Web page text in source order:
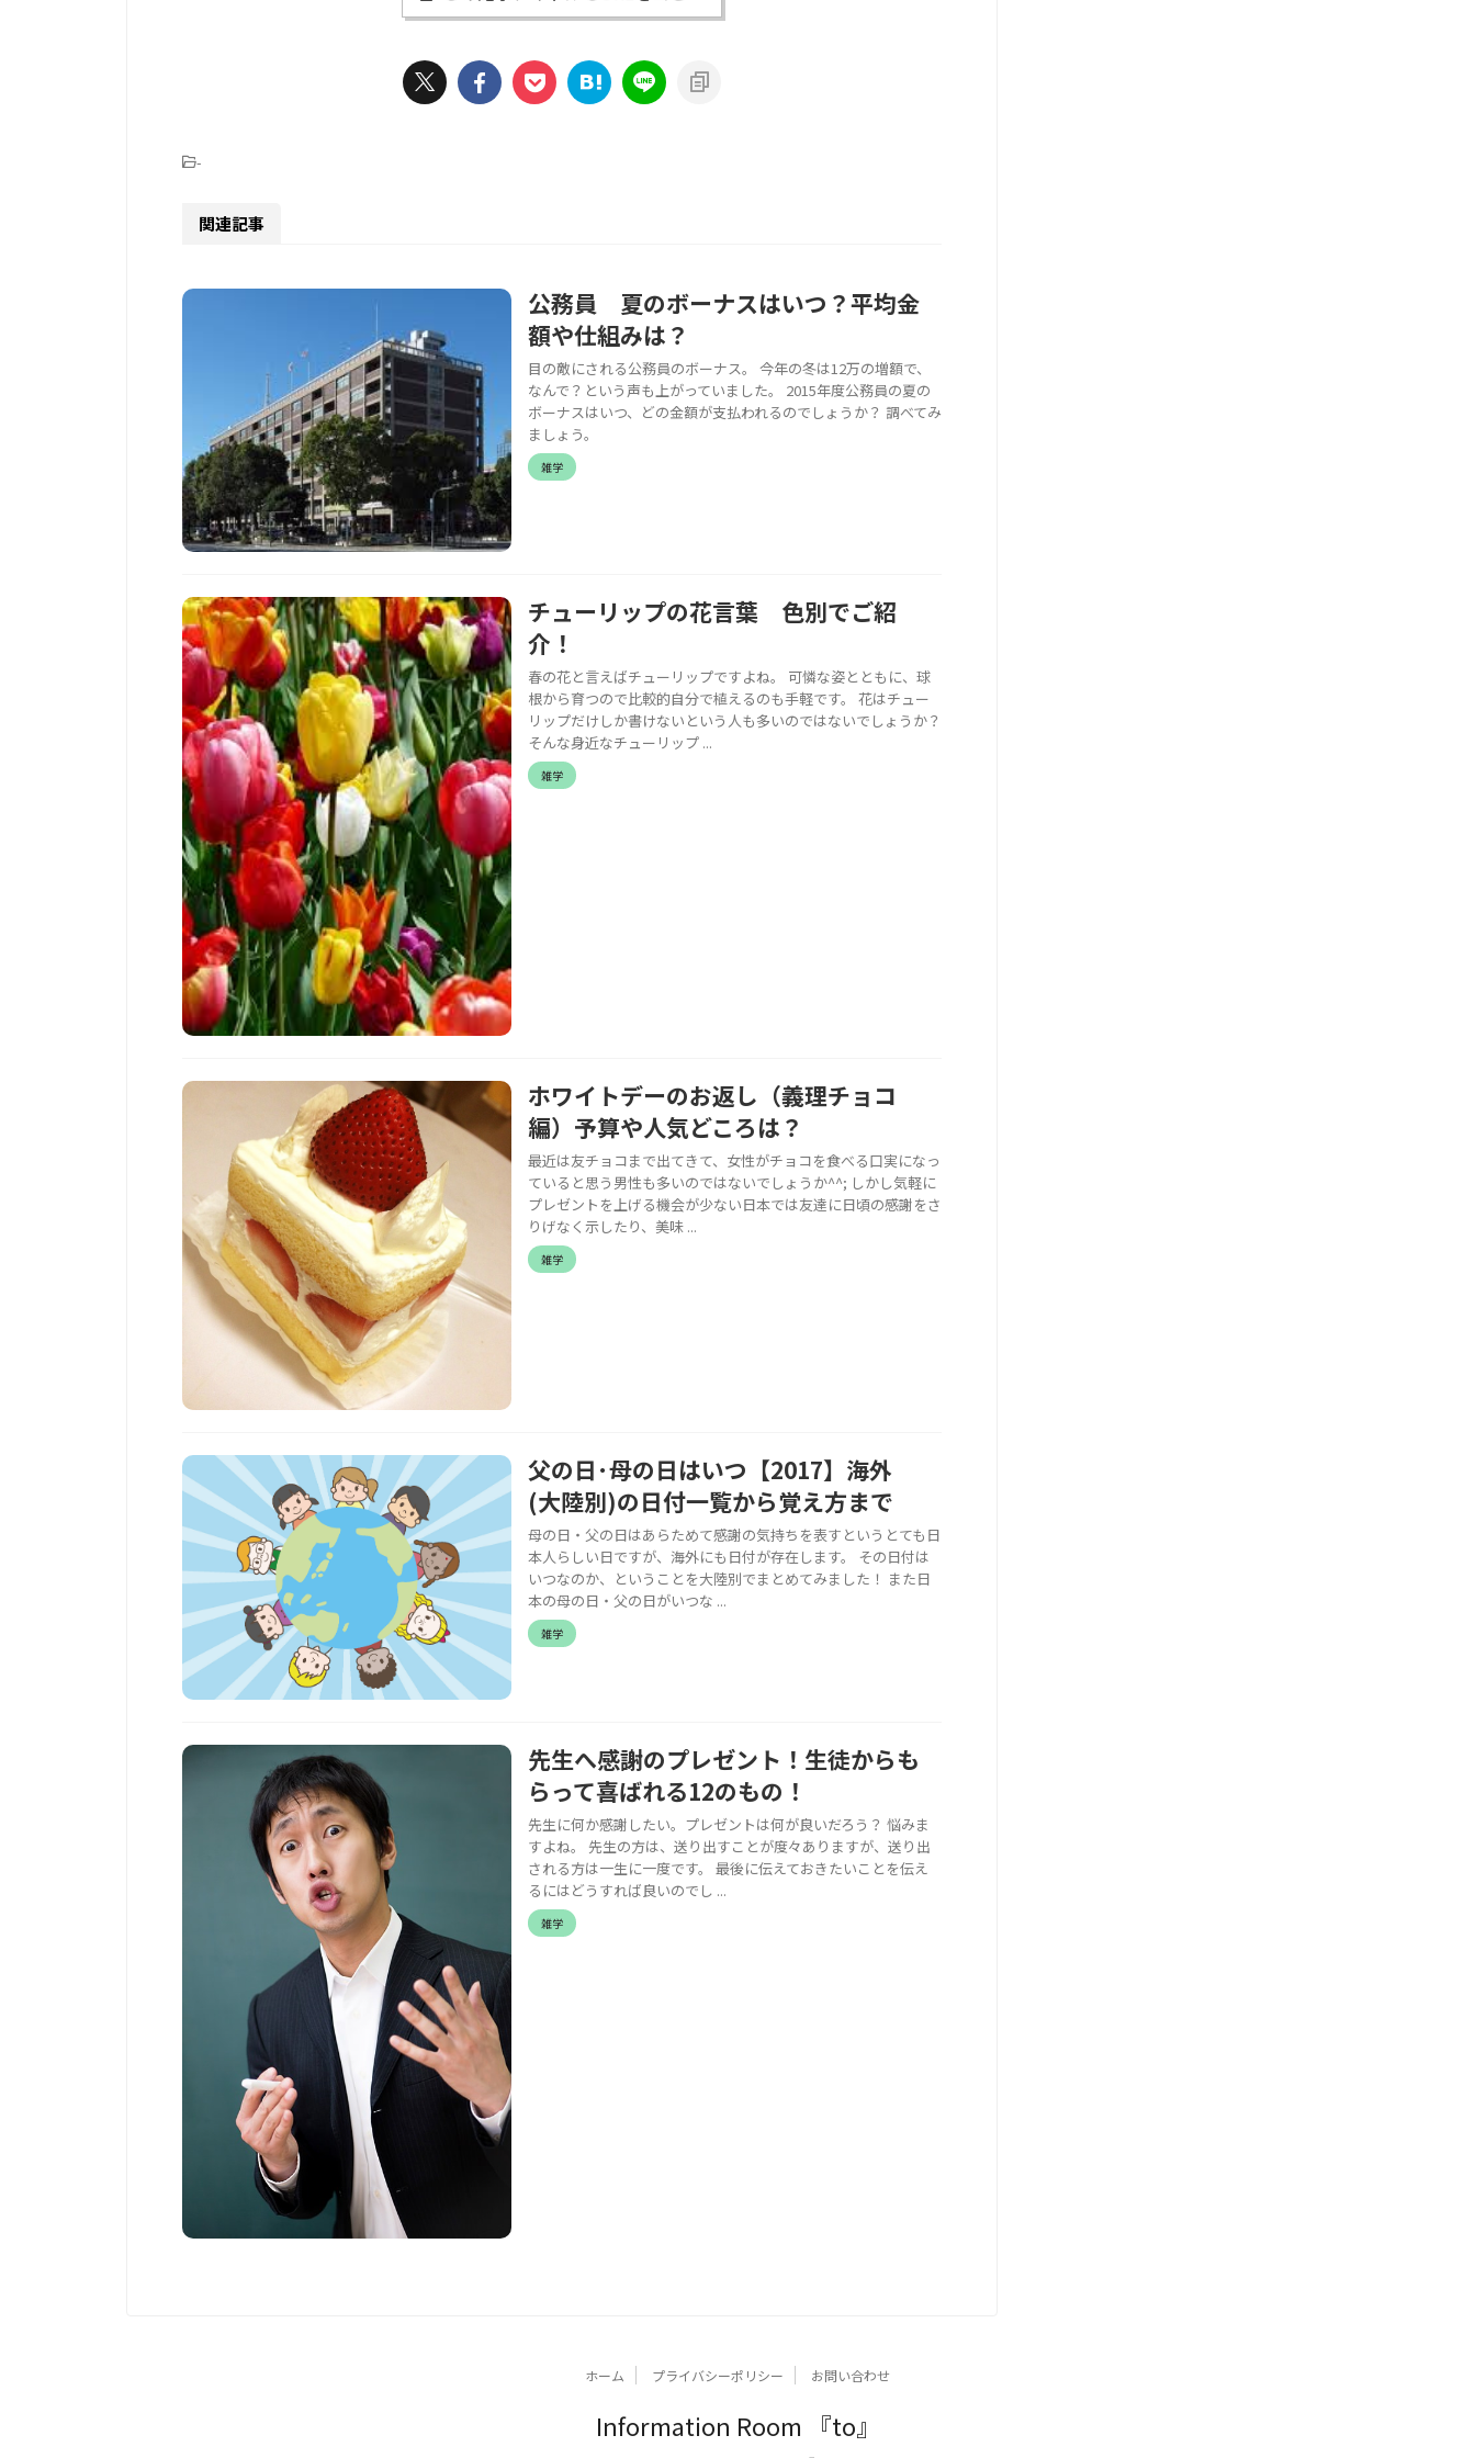
-
関連記事
公務員 夏のボーナスはいつ？平均金
額や仕組みは？
目の敵にされる公務員のボーナス。 今年の冬は12万の増額で、
なんで？という声も上がっていました。 2015年度公務員の夏の
ボーナスはいつ、どの金額が支払われるのでしょうか？ 調べてみ
ましょう。
雑学
チューリップの花言葉 色別でご紹
介！
春の花と言えばチューリップですよね。 可憐な姿とともに、球
根から育つので比較的自分で植えるのも手軽です。 花はチュー
リップだけしか書けないという人も多いのではないでしょうか？
そんな身近なチューリップ ...
雑学
ホワイトデーのお返し（義理チョコ
編）予算や人気どころは？
最近は友チョコまで出てきて、女性がチョコを食べる口実になっ
ていると思う男性も多いのではないでしょうか^^; しかし気軽に
プレゼントを上げる機会が少ない日本では友達に日頃の感謝をさ
りげなく示したり、美味 ...
雑学
父の日･母の日はいつ【2017】海外
(大陸別)の日付一覧から覚え方まで
母の日・父の日はあらためて感謝の気持ちを表すというとても日
本人らしい日ですが、海外にも日付が存在します。 その日付は
いつなのか、ということを大陸別でまとめてみました！ また日
本の母の日・父の日がいつな ...
雑学
先生へ感謝のプレゼント！生徒からも
らって喜ばれる12のもの！
先生に何か感謝したい。プレゼントは何が良いだろう？ 悩みま
すよね。 先生の方は、送り出すことが度々ありますが、送り出
される方は一生に一度です。 最後に伝えておきたいことを伝え
るにはどうすれば良いのでし ...
雑学
ホーム プライバシーポリシー お問い合わせ
Information Room 『to』